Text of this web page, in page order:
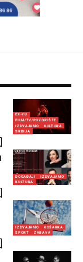
EX-YU
FILM/TV/POZORIŠTE
IZDVAJAMO
KULTURA
SRBIJA
DOGAĐAJI
IZDVAJAMO
KULTURA
IZDVAJAMO
KOŠARKA
SPORT
ZABAVA